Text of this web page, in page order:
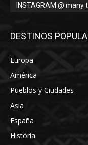
INSTAGRAM @ many
DESTINOS
Europa
América
Pueblos y Ciudades
Asia
España
História